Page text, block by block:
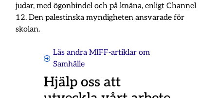
judar, med ögonbindel och på knäna, enligt Channel
12. Den palestinska myndigheten ansvarade för
skolan.
Läs andra MIFF-artiklar om
Samhälle
Hjälp oss att